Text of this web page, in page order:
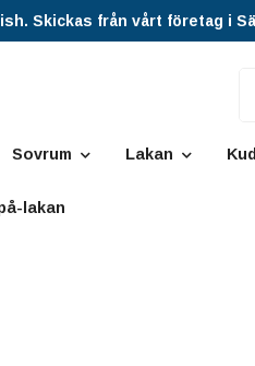
Skickas från vårt företag i
Sovrum Lakan
lakan